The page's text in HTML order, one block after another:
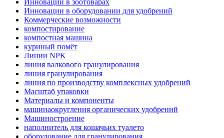
Инновации в зоотоварах
Инновации в оборудовании для удобрений
Коммерческие возможности
компостирование
компостная машина
куриный помёт
Линии NPK
линия валкового гранулирования
линия гранулирования
линия по производству комплексных удобрений
Масштаб упаковки
Материалы и компоненты
машинаокругления органических удобрений
Машиностроение
наполнитель для кошачьих туалето